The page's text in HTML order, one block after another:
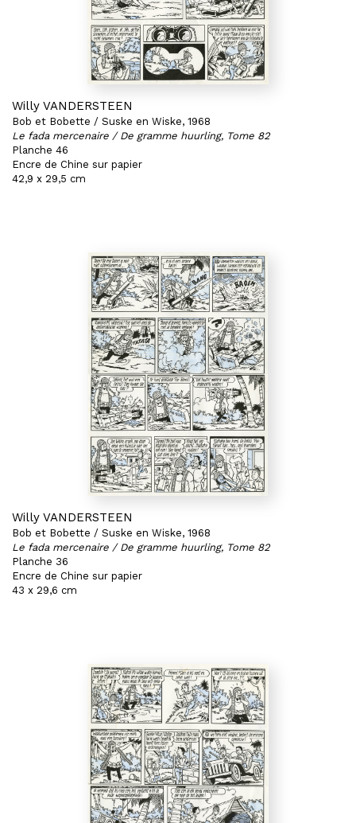
Willy VANDERSTEEN
Bob et Bobette / Suske en Wiske, 1968
Le fada mercenaire / De gramme huurling, Tome 82
Planche 46
Encre de Chine sur papier
42,9 x 29,5 cm
Willy VANDERSTEEN
Bob et Bobette / Suske en Wiske, 1968
Le fada mercenaire / De gramme huurling, Tome 82
Planche 36
Encre de Chine sur papier
43 x 29,6 cm